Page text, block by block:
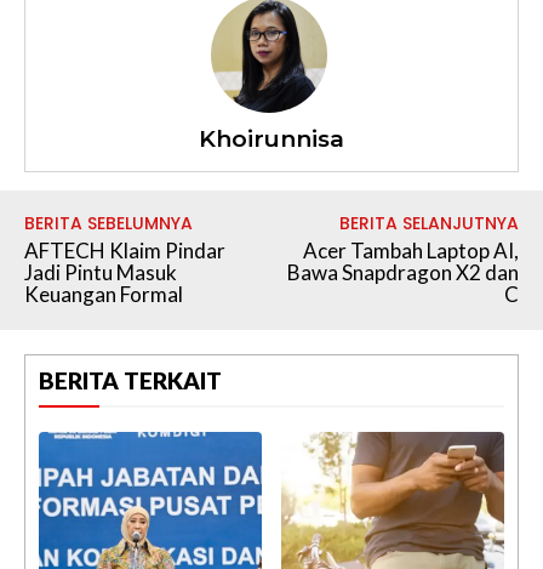
Khoirunnisa
BERITA SEBELUMNYA
AFTECH Klaim Pindar
Jadi Pintu Masuk
Keuangan Formal
BERITA SELANJUTNYA
Acer Tambah Laptop AI,
Bawa Snapdragon X2 dan
C
BERITA TERKAIT